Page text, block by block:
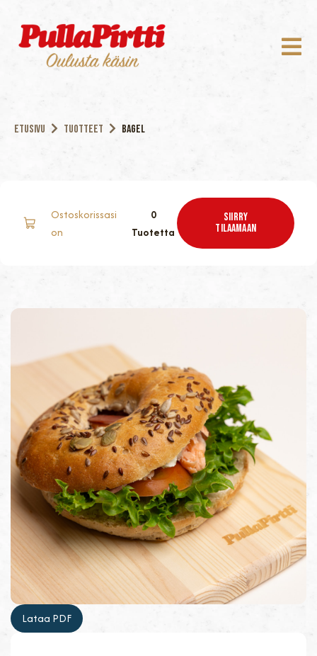
Etusivu Tuotteet Bagel
Ostoskorissasi
on
0
Tuotetta
Siirry
TILAAMAAN
Lataa PDF